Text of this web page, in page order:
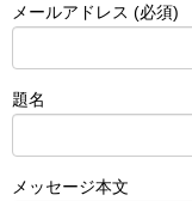
メールアドレス (必須)
題名
メッセージ本文